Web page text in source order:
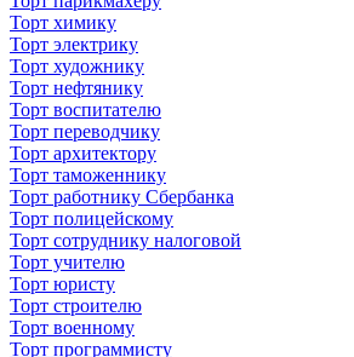
Торт химику
Торт электрику
Торт художнику
Торт нефтянику
Торт воспитателю
Торт переводчику
Торт архитектору
Торт таможеннику
Торт работнику Сбербанка
Торт полицейскому
Торт сотруднику налоговой
Торт учителю
Торт юристу
Торт строителю
Торт военному
Торт программисту